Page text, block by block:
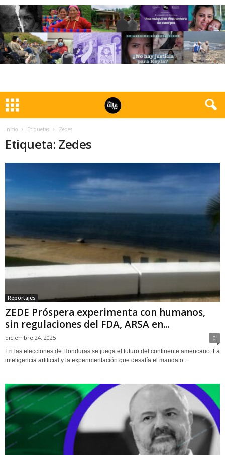
Inicio Etiquetas Zedes
Etiqueta: Zedes
Reportajes
ZEDE Próspera experimenta con humanos,
sin regulaciones del FDA, ARSA en...
diciembre 24, 2025 0
En las elecciones de Honduras se juega el futuro del continente americano. La
inteligencia artificial y la experimentación que desafía el mandato...